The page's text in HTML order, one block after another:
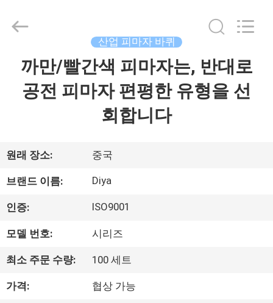
회
사
소
공
Industrial
산업 피마자 바퀴
까만/빨간색 피마자는, 반대로
공전 피마자 편평한 유형을 선
회합니다
원래 장소: 중국
브랜드 이름: Diya
인증: ISO9001
모델 번호: 시리즈
최소 주문 수량: 100 세트
가격: 협상 가능